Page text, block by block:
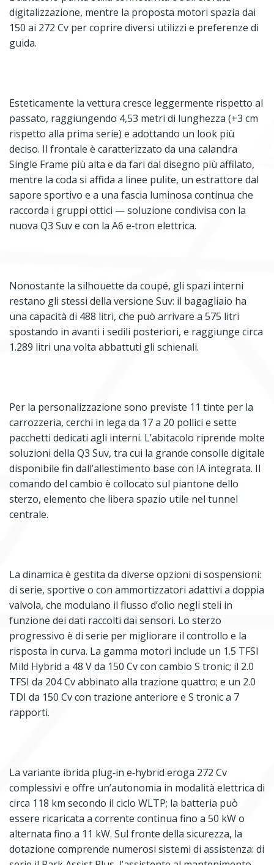
digitalizzazione, mentre la proposta motori spazia dai
150 ai 272 Cv per coprire diversi utilizzi e preferenze di
guida.
Esteticamente la vettura cresce leggermente rispetto al
passato, raggiungendo 4,53 metri di lunghezza (+3 cm
rispetto alla prima serie) e adottando un look più
deciso. Il frontale è caratterizzato da una calandra
Single Frame più alta e da fari dal disegno più affilato,
mentre la coda si affida a linee pulite, un estrattore dal
sapore sportivo e a una fascia luminosa continua che
raccorda i gruppi ottici — soluzione condivisa con la
nuova Q3 Suv e con la A6 e‑tron elettrica.
Nonostante la silhouette da coupé, gli spazi interni
restano gli stessi della versione Suv: il bagagliaio ha
una capacità di 488 litri, che può arrivare a 575 litri
spostando in avanti i sedili posteriori, e raggiunge circa
1.289 litri una volta abbattuti gli schienali.
Per la personalizzazione sono previste 11 tinte per la
carrozzeria, cerchi in lega da 17 a 20 pollici e sette
pacchetti dedicati agli interni. L’abitacolo riprende molte
soluzioni della Q3 Suv, tra cui la grande consolle digitale
disponibile fin dall’allestimento base con IA integrata. Il
comando del cambio è collocato sul piantone dello
sterzo, elemento che libera spazio utile nel tunnel
centrale.
La dinamica è gestita da diverse opzioni di sospensioni:
di serie, sportive o con ammortizzatori adattivi a doppia
valvola, che modulano il flusso d’olio negli steli in
funzione dei dati raccolti dai sensori. Lo sterzo
progressivo è di serie per migliorare il controllo e la
risposta in curva. La gamma motori include un 1.5 TFSI
Mild Hybrid a 48 V da 150 Cv con cambio S tronic; il 2.0
TFSI da 204 Cv abbinato alla trazione quattro; e un 2.0
TDI da 150 Cv con trazione anteriore e S tronic a 7
rapporti.
La variante ibrida plug‑in e‑hybrid eroga 272 Cv
complessivi e offre un’autonomia in modalità elettrica di
circa 118 km secondo il ciclo WLTP; la batteria può
essere ricaricata a corrente continua fino a 50 kW o
alternata fino a 11 kW. Sul fronte della sicurezza, la
dotazione comprende numerosi sistemi di assistenza: di